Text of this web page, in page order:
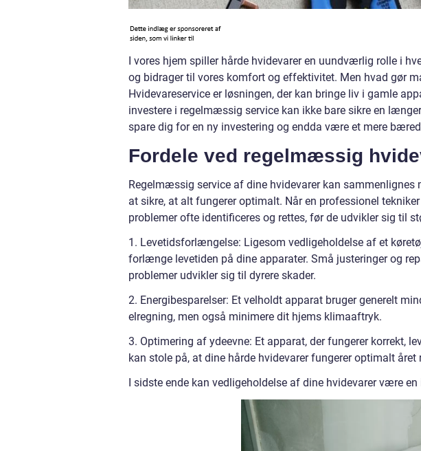
I vores hjem spiller hårde hvidevarer en uundværlig rolle i
og bidrager til vores komfort og effektivitet. Men hvad gør
Hvidevareservice er løsningen, der kan bringe liv i gamle
investere i regelmæssig service kan ikke bare sikre en
spare dig for en ny investering og endda være et mere
Fordele ved regelmæssig
Regelmæssig service af dine hvidevarer kan
at sikre, at alt fungerer optimalt. Når en professionel
problemer ofte identificeres og rettes, før de udvikler sig til
1. Levetidsforlængelse: Ligesom vedligeholdelse af et
forlænge levetiden på dine apparater. Små justeringer og
problemer udvikler sig til dyrere skader.
2. Energibesparelser: Et velholdt apparat bruger generelt
elregning, men også minimere dit hjems klimaaftryk.
3. Optimering af ydeevne: Et apparat, der fungerer korrekt,
kan stole på, at dine hårde hvidevarer fungerer optimalt året
I sidste ende kan vedligeholdelse af dine hvidevarer være